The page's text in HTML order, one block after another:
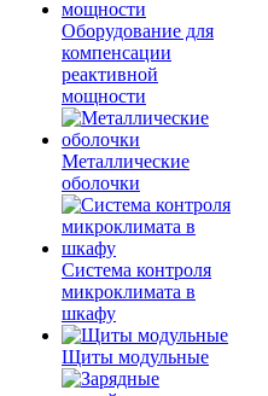
Оборудование для
компенсации
реактивной
мощности
Металлические
оболочки
Система контроля
микроклимата в
шкафу
Щиты модульные